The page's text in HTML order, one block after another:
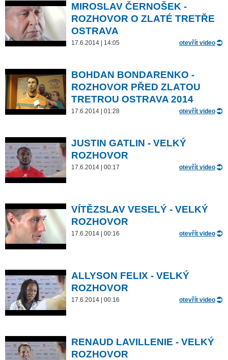
MIROSLAV ČERNOŠEK -
ROZHOVOR O ZLATÉ TRETŘE
OSTRAVA
17.6.2014 | 14:05 otevřít video
BOHDAN BONDARENKO -
ROZHOVOR PŘED ZLATOU
TRETROU OSTRAVA 2014
17.6.2014 | 01:28 otevřít video
JUSTIN GATLIN - VELKÝ
ROZHOVOR
17.6.2014 | 00:17 otevřít video
VÍTĚZSLAV VESELÝ - VELKÝ
ROZHOVOR
17.6.2014 | 00:16 otevřít video
ALLYSON FELIX - VELKÝ
ROZHOVOR
17.6.2014 | 00:16 otevřít video
RENAUD LAVILLENIE - VELKÝ
ROZHOVOR